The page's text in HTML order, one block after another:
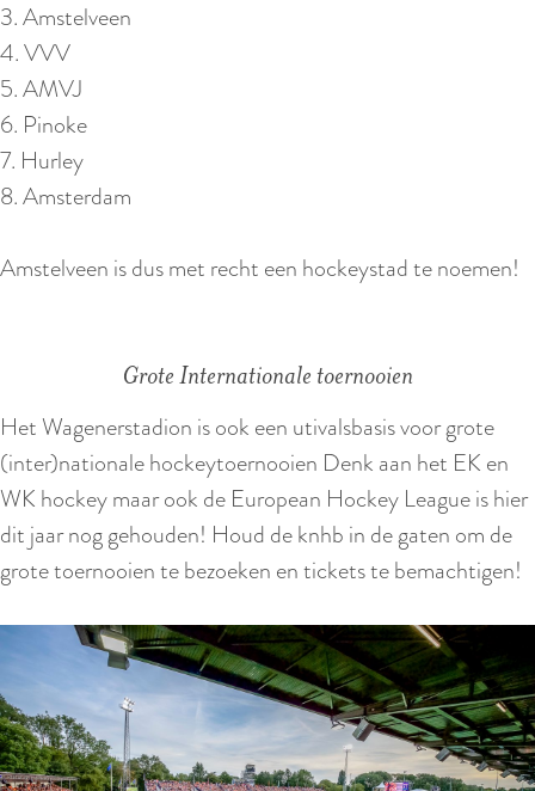
3. Amstelveen
4. VVV
5. AMVJ
6. Pinoke
7. Hurley
8. Amsterdam
Amstelveen is dus met recht een hockeystad te noemen!
Grote Internationale toernooien
Het Wagenerstadion is ook een utivalsbasis voor grote
(inter)nationale hockeytoernooien Denk aan het EK en
WK hockey maar ook de European Hockey League is hier
dit jaar nog gehouden! Houd de knhb in de gaten om de
grote toernooien te bezoeken en tickets te bemachtigen!